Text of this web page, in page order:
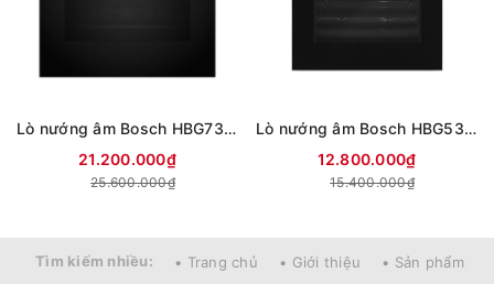
Lò nướng âm Bosch HBG7341B1 71 lít
21.200.000₫
25.600.000₫
Lò nướng âm Bosch HBG536ES3 71 lít
12.800.000₫
15.400.000₫
Tìm kiếm nhiều: • Trang chủ • Giới thiệu • Sản phẩm